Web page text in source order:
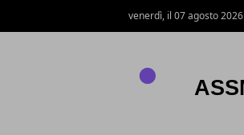
venerdì, il 07 agosto 2026